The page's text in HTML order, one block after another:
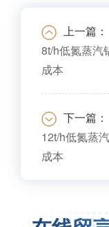
上一篇：
8t/h低氮蒸汽
成本
下一篇：
12t/h低氮蒸
成本